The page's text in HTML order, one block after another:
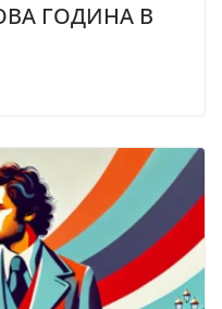
ГОДИНА В